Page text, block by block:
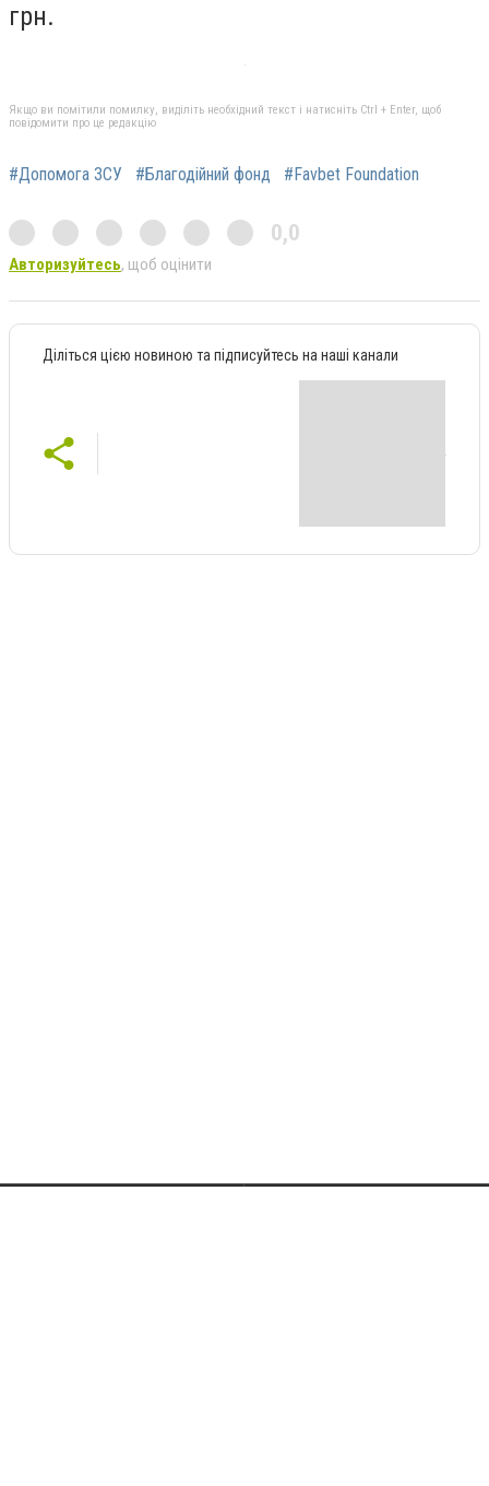
грн.
Якщо ви помітили помилку, виділіть необхідний текст і натисніть Ctrl + Enter, щоб
повідомити про це редакцію
#Допомога ЗСУ #Благодійний фонд #Favbet Foundation
0,0
Авторизуйтесь, щоб оцінити
Діліться цією новиною та підписуйтесь на наші канали